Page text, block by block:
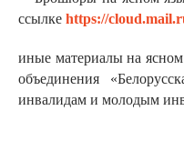
ссылке https://
иные материалы на
объединения
инвалидам и молодым